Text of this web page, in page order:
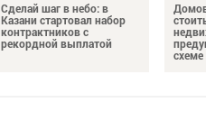
Сделай шаг в небо: в
Казани стартовал набор
контрактников с
рекордной выплатой
стоить
схеме